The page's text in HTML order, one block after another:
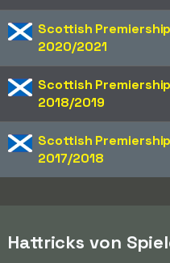
Scottish Premiership
2020/2021
Scottish Premiership
2018/2019
Scottish Premiership
2017/2018
Hattricks von